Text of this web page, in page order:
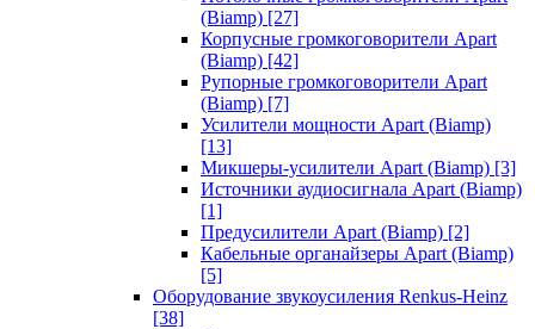
(Biamp) [27]
Корпусные громкоговорители Apart
(Biamp) [42]
Рупорные громкоговорители Apart
(Biamp) [7]
Усилители мощности Apart (Biamp)
[13]
Микшеры-усилители Apart (Biamp) [3]
Источники аудиосигнала Apart (Biamp)
[1]
Предусилители Apart (Biamp) [2]
Кабельные органайзеры Apart (Biamp)
[5]
Оборудование звукоусиления Renkus-Heinz
[38]